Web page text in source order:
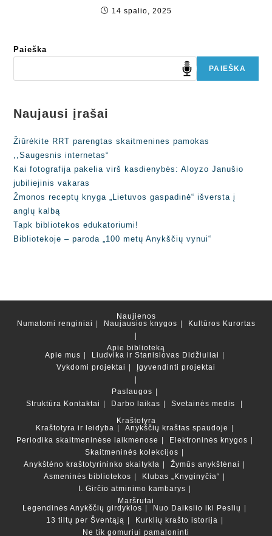
14 spalio, 2025
Paieška
PAIEŠKA
Naujausi įrašai
Žiūrėkite RRT parengtas skaitmenines pamokas
,,Saugesnis internetas“
Kai fotografija pakelia virš kasdienybės: Aloyzo Janušio
jubiliejinis vakaras
Žmonos receptų knyga „Lietuvos gaspadinė“ išversta į
anglų kalbą
Tapk bibliotekos edukatoriumi!
Bibliotekoje – paroda „100 metų Anykščių vynui“
Naujienos
Numatomi renginiai
Naujausios knygos Kultūros Kurortas
Apie biblioteką
Apie mus
Liudvika ir Stanislovas Didžiuliai
Vykdomi projektai
Įgyvendinti projektai
Paslaugos
Struktūra Kontaktai Darbo laikas
Svetainės medis
Kraštotyra
Kraštotyra ir leidyba
Anykščių kraštas spaudoje
Periodika skaitmeninėse laikmenose
Elektroninės knygos
Skaitmeninės kolekcijos
Anykštėno kraštotyrininko skaitykla
Žymūs anykštėnai
Asmeninės bibliotekos
Klubas „Knyginyčia“
I. Girčio atminimo kambarys
Maršrutai
Legendinės Anykščių girdyklos
Nuo Daikslio iki Peslių
13 tiltų per Šventąją
Kurklių krašto istorija
Ne tik gomuriui pamaloninti